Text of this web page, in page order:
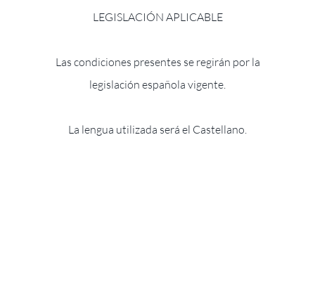
LEGISLACIÓN APLICABLE
Las condiciones presentes se regirán por la
legislación española vigente.
La lengua utilizada será el Castellano.